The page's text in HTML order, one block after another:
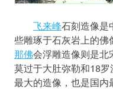
飞来峰石刻造像是
些雕琢于石灰岩上的佛
那佛会浮雕造像则是北
莫过于大肚弥勒和18
最大的造像，也是国内